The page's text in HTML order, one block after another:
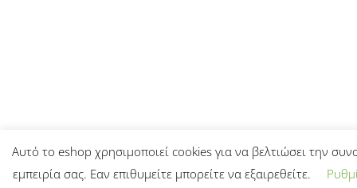
Αυτό το eshop χρησιμοποιεί cookies για να βελτιώσει την
εμπειρία σας. Εαν επιθυμείτε μπορείτε να εξαιρεθείτε.